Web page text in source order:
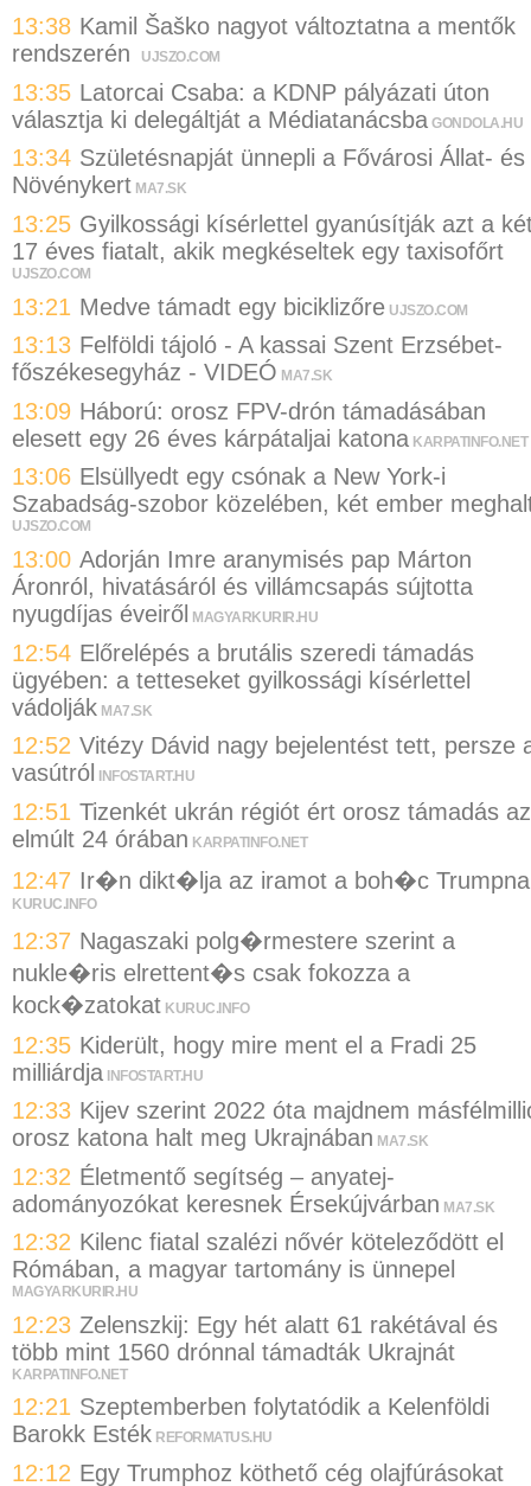
13:38 Kamil Šaško nagyot változtatna a mentők
rendszerén
UJSZO.COM
13:35 Latorcai Csaba: a KDNP pályázati úton
választja ki delegáltját a Médiatanácsba GONDOLA.HU
13:34 Születésnapját ünnepli a Fővárosi Állat- és
Növénykert MA7.SK
13:25 Gyilkossági kísérlettel gyanúsítják azt a
17 éves fiatalt, akik megkéseltek egy taxisofőrt
UJSZO.COM
13:21 Medve támadt egy biciklizőre UJSZO.COM
13:13 Felföldi tájoló - A kassai Szent Erzsébet-
főszékesegyház - VIDEÓ MA7.SK
13:09 Háború: orosz FPV-drón támadásában
elesett egy 26 éves kárpátaljai katona KARPATINFO.NET
13:06 Elsüllyedt egy csónak a New York-i
Szabadság-szobor közelében, két ember
UJSZO.COM
13:00 Adorján Imre aranymisés pap Márton
Áronról, hivatásáról és villámcsapás sújtotta
nyugdíjas éveiről
MAGYARKURIR.HU
12:54 Előrelépés a brutális szeredi támadás
ügyében: a tetteseket gyilkossági kísérlettel
vádolják MA7.SK
12:52 Vitézy Dávid nagy bejelentést tett, persze
vasútról
INFOSTART.HU
12:51 Tizenkét ukrán régiót ért orosz támadás az
elmúlt 24 órában KARPATINFO.NET
12:47 Ir�n dikt�lja az iramot a boh�c
KURUC.INFO
12:37 Nagaszaki polg�rmestere szerint a
nukle�ris elrettent�s csak fokozza a
kock�zatokat KURUC.INFO
12:35 Kiderült, hogy mire ment el a Fradi 25
milliárdja INFOSTART.HU
12:33 Kijev szerint 2022 óta majdnem
orosz katona halt meg Ukrajnában MA7.SK
12:32 Életmentő segítség – anyatej-
adományozókat keresnek Érsekújvárban MA7.SK
12:32 Kilenc fiatal szalézi nővér köteleződött el
Rómában, a magyar tartomány is ünnepel
MAGYARKURIR.HU
12:23 Zelenszkij: Egy hét alatt 61 rakétával és
több mint 1560 drónnal támadták Ukrajnát
KARPATINFO.NET
12:21 Szeptemberben folytatódik a Kelenföldi
Barokk Esték REFORMATUS.HU
12:12 Egy Trumphoz köthető cég olajfúrásokat